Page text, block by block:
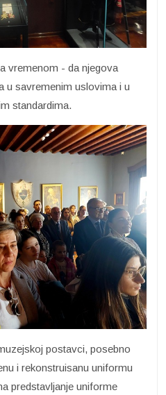
vremenom - da njegova
u savremenim uslovima i u
standardima.
postavci, posebno
i rekonstruisanu uniformu
predstavljanje uniforme